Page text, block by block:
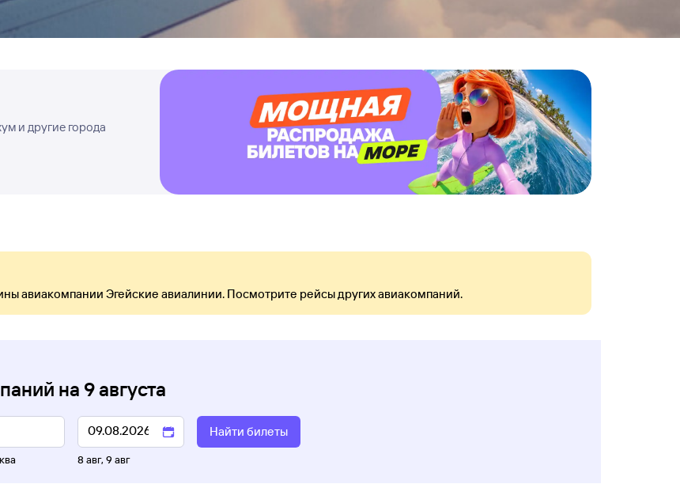
и другие города
авиакомпании Эгейские авиалинии. Посмотрите рейсы других авиакомпаний.
на 9 августа
8 авг, 9 авг
Найти билеты